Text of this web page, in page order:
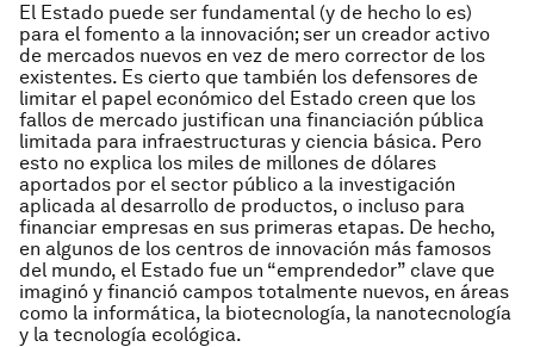
El Estado puede ser fundamental (y de hecho lo es)
para el fomento a la innovación; ser un creador activo
de mercados nuevos en vez de mero corrector de los
existentes. Es cierto que también los defensores de
limitar el papel económico del Estado creen que los
fallos de mercado justifican una financiación pública
limitada para infraestructuras y ciencia básica. Pero
esto no explica los miles de millones de dólares
aportados por el sector público a la investigación
aplicada al desarrollo de productos, o incluso para
financiar empresas en sus primeras etapas. De hecho,
en algunos de los centros de innovación más famosos
del mundo, el Estado fue un “emprendedor” clave que
imaginó y financió campos totalmente nuevos, en áreas
como la informática, la biotecnología, la nanotecnología
y la tecnología ecológica.